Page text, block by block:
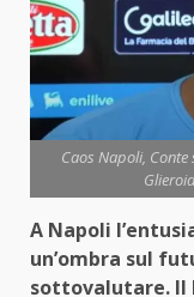
Caos Napoli,
A Napoli
un’ombra sul
sottovalutare. Il